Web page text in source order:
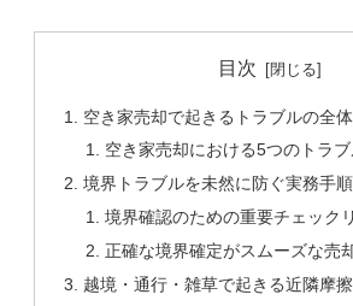
目次
空き家売却で起きるトラブルの全
空き家売却における5つのトラ
境界トラブルを未然に防ぐ実務手順
境界確認のための重要チェック
正確な境界確定がスムーズな売
越境・通行・雑草で起きる近隣摩擦